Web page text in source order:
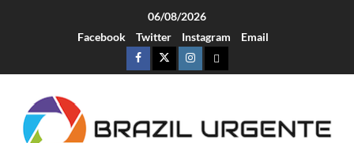
06/08/2026
Facebook
Twitter Instagram Email